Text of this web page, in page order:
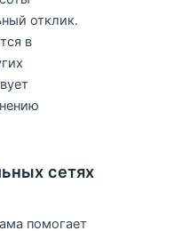
отклик.
в
сетях
помогает